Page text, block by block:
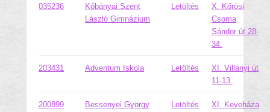
035236
Kőbányai Szent
László Gimnázium
Letöltés
X. Kőrösi
Csoma
Sándor út 28-
34.
203431 Adventum Iskola Letöltés
XI. Villányi út
11-13.
200899
Bessenyei György
Letöltés
XI. Keveháza